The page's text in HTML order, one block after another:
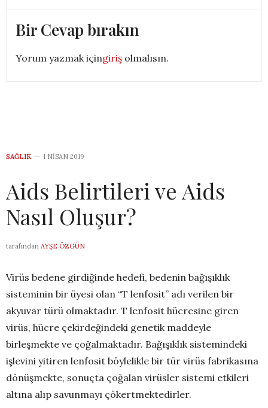
Bir Cevap bırakın
Yorum yazmak içingiriş olmalısın.
SAĞLIK 1 NISAN 2019
Aids Belirtileri ve Aids
Nasıl Oluşur?
tarafından AYŞE ÖZGÜN
Virüs bedene girdiğinde hedefi, bedenin bağışıklık
sisteminin bir üyesi olan “T lenfosit” adı verilen bir
akyuvar türü olmaktadır. T lenfosit hücresine giren
virüs, hücre çekirdeğindeki genetik maddeyle
birleşmekte ve çoğalmaktadır. Bağışıklık sistemindeki
işlevini yitiren lenfosit böylelikle bir tür virüs fabrikasına
dönüşmekte, sonuçta çoğalan virüsler sistemi etkileri
altına alıp savunmayı çökertmektedirler.